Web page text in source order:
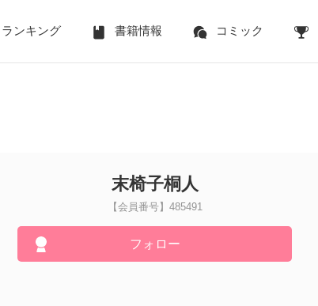
ランキング 書籍情報 コミック
末椅子桐人
【会員番号】485491
フォロー